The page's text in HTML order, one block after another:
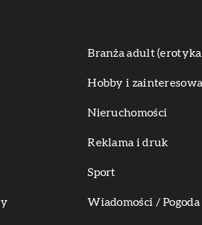
Branża adult
Hobby i
Nieruchomości
Reklama i druk
Sport
Wiadomości /